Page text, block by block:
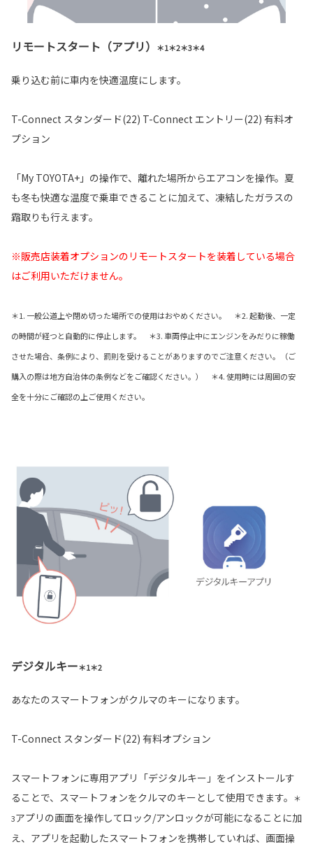
リモートスタート（アプリ） ＊1＊2＊3＊4
乗り込む前に車内を快適温度にします。
T-Connect スタンダード(22) T-Connect エントリー(22) 有料オ
プション
「My TOYOTA+」の操作で、離れた場所からエアコンを操作。夏
も冬も快適な温度で乗車できることに加えて、凍結したガラスの
霜取りも行えます。
※販売店装着オプションのリモートスタートを装着している場合
はご利用いただけません。
＊1. 一般公道上や閉め切った場所での使用はおやめください。 ＊2. 起動後、一定
の時間が経つと自動的に停止します。 ＊3. 車両停止中にエンジンをみだりに稼働
させた場合、条例により、罰則を受けることがありますのでご注意ください。（ご
購入の際は地方自治体の条例などをご確認ください。） ＊4. 使用時には周囲の安
全を十分にご確認の上ご使用ください。
デジタルキー＊1＊2
あなたのスマートフォンがクルマのキーになります。
T-Connect スタンダード(22) 有料オプション
スマートフォンに専用アプリ「デジタルキー」をインストールす
ることで、スマートフォンをクルマのキーとして使用できます。
＊
3アプリの画面を操作してロック/アンロックが可能になることに加
え、アプリを起動したスマートフォンを携帯していれば、画面操